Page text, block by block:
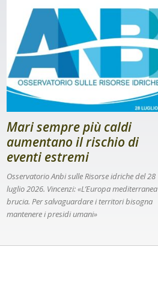
Mari sempre più caldi
aumentano il rischio di
eventi estremi
Osservatorio Anbi sulle Risorse idriche del 28
luglio 2026. Vincenzi: «L’Europa mediterranea
brucia. Per salvaguardare i territori bisogna
mantenere i presidi umani»